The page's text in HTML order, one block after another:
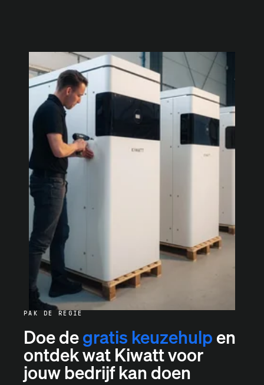
PAK DE REGIE
Doe degratis keuzehulp en
ontdek wat Kiwatt voor
jouw bedrijf kan doen